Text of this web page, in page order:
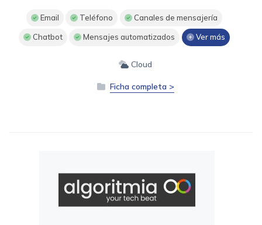
Email Teléfono Canales de mensajería
Chatbot Mensajes automatizados Ver más
Cloud
Ficha completa >